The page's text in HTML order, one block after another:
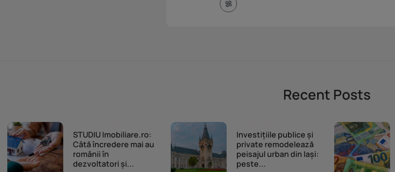
Recent Posts
STUDIU Imobiliare.ro:
Câtă încredere mai au
românii în
dezvoltatori și...
Investițiile publice și
private remodelează
peisajul urban din Iași:
peste...